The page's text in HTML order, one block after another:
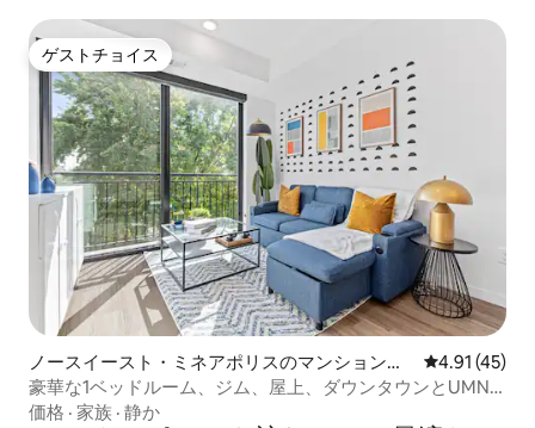
ゲストチョイス
ゲストチョイス
ノースイースト・ミネアポリスのマンション・
アパート
レビュー45
4.91 (45)
豪華な1ベッドルーム、ジム、屋上、ダウンタウンとUMN
近くの路上駐車場
価格 · 家族 · 静か